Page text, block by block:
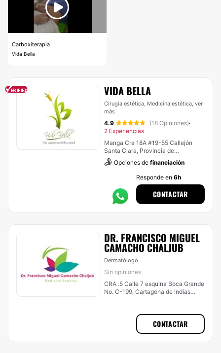
Carboxiterapia
Vida Bella
VIDA BELLA
Cirugía estética, Medicina estética, ver
más
4.9 (18 Opiniones)·
2 Experiencias
Manga Cra 18A #19-55 Callejón
Santa Clara, Provincia de
Cartagena, Bolivar, Colombia,
Cartagena de Indias (Localidad
Industrial De La Bahía)
Opciones de financiación
Responde en 6h
CONTACTAR
DR. FRANCISCO MIGUEL
CAMACHO CHALJUB
Dermatólogo
Sin opiniones
CRA .5 Calle 7 esquina Boca Grande
No. C-199, Cartagena de Indias
CONTACTAR